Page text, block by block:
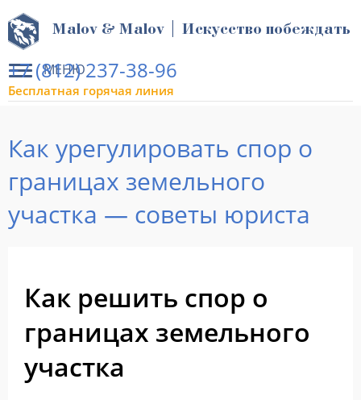
МЕНЮ
Malov & Malov | Искусство побеждать
+7 (812) 237-38-96
Бесплатная горячая линия
Как урегулировать спор о
границах земельного
участка — советы юриста
Как решить спор о
границах земельного
участка